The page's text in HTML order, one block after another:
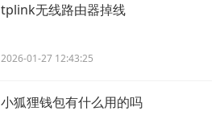
tplink无线路由器掉线
2026-01-27 12:43:25
小狐狸钱包有什么用的吗